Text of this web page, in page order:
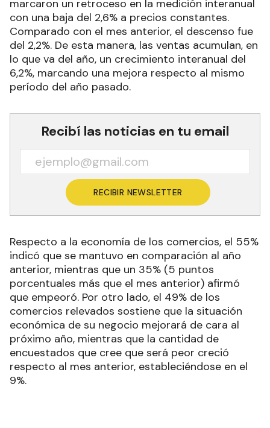
marcaron un retroceso en la medición interanual
con una baja del 2,6% a precios constantes.
Comparado con el mes anterior, el descenso fue
del 2,2%. De esta manera, las ventas acumulan, en
lo que va del año, un crecimiento interanual del
6,2%, marcando una mejora respecto al mismo
período del año pasado.
Recibí las noticias en tu email
RECIBIR NEWSLETTER
Respecto a la economía de los comercios, el 55%
indicó que se mantuvo en comparación al año
anterior, mientras que un 35% (5 puntos
porcentuales más que el mes anterior) afirmó
que empeoró. Por otro lado, el 49% de los
comercios relevados sostiene que la situación
económica de su negocio mejorará de cara al
próximo año, mientras que la cantidad de
encuestados que cree que será peor creció
respecto al mes anterior, estableciéndose en el
9%.